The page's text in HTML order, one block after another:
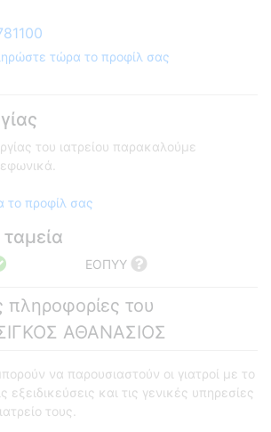
τώρα το προφίλ σας
του ιατρείου παρακαλούμε
το προφίλ σας
ΕΟΠΥΥ
πληροφορίες του
ΑΘΑΝΑΣΙΟΣ
να παρουσιαστούν οι γιατροί με το
εξειδικεύσεις και τις γενικές υπηρεσίες
τους.